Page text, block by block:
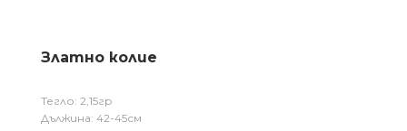
Златно колие
Тегло: 2,15гр
Дължина: 42-45см